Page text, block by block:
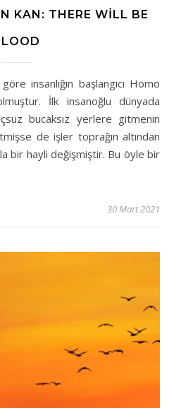
KAN: THERE WILL BE
İlk insanoğlu dünyada
bucaksız yerlere gitmenin
de işler toprağın altından
bir hayli değişmiştir. Bu öyle bir
30 Mart 2021